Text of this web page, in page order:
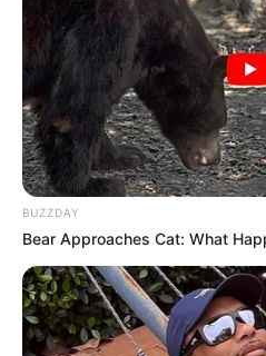
BUZZDAY
Bear Approaches Cat: What